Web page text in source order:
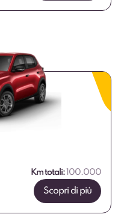
Km totali: 100.000
Scopri di più